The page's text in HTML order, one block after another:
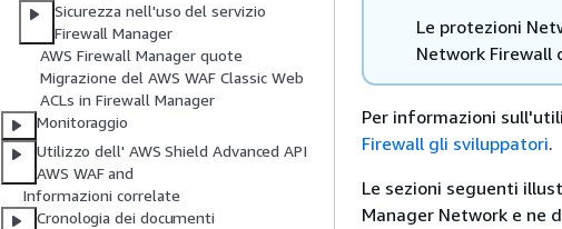
Sicurezza nell'uso del servizio
Firewall Manager
AWS Firewall Manager quote
Migrazione del AWS WAF Classic Web
ACLs in Firewall Manager
Monitoraggio
Utilizzo dell' AWS Shield Advanced API
AWS WAF and
Informazioni correlate
Cronologia dei documenti
Le protezioni
Network Firewall
Per informazioni
Firewall gli sviluppatori.
Le sezioni seguenti
Manager Network e ne